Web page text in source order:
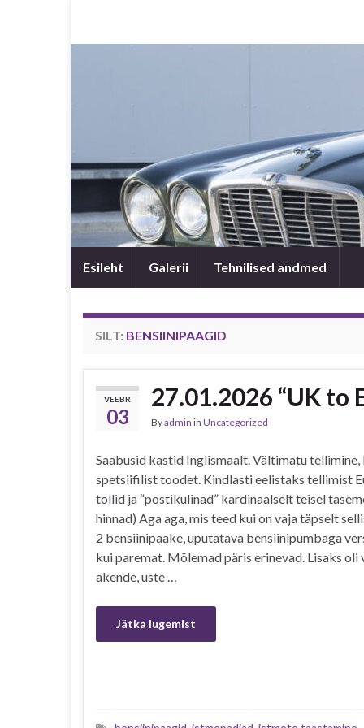
Esileht Galerii Tehnilised andmed
SILT: BENSIINIPAAGID
VEEBR
03
27.01.2026 “UK to
Byadmin in Uncategorized
Saabusid kastid Inglismaalt. Vältimatu tellimine,
spetsiifilist toodet. Kindlasti eelistaks tellimist
tollid ja “postikulinad” kardinaalselt teisel
hinnad) Aga aga, mis teed kui on vaja täpselt
2 bensiinipaake, uputatava bensiinipumbaga
kui paremat. Mõlemad päris erinevad. Lisaks oli
akende, uste …
Jätka lugemist